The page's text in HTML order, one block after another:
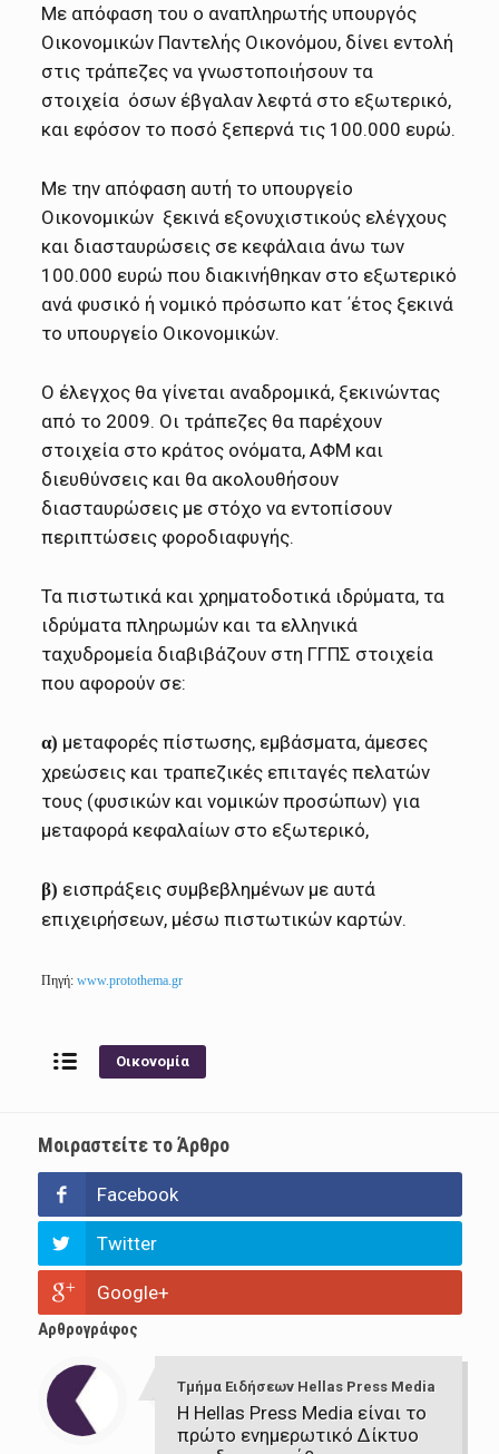
Με απόφαση του ο αναπληρωτής υπουργός
Οικονομικών Παντελής Οικονόμου, δίνει εντολή
στις τράπεζες να γνωστοποιήσουν τα
στοιχεία όσων έβγαλαν λεφτά στο εξωτερικό,
και εφόσον το ποσό ξεπερνά τις 100.000 ευρώ.
Με την απόφαση αυτή το υπουργείο
Οικονομικών ξεκινά εξονυχιστικούς ελέγχους
και διασταυρώσεις σε κεφάλαια άνω των
100.000 ευρώ που διακινήθηκαν στο εξωτερικό
ανά φυσικό ή νομικό πρόσωπο κατ ΄έτος ξεκινά
το υπουργείο Οικονομικών.
Ο έλεγχος θα γίνεται αναδρομικά, ξεκινώντας
από το 2009. Οι τράπεζες θα παρέχουν
στοιχεία στο κράτος ονόματα, ΑΦΜ και
διευθύνσεις και θα ακολουθήσουν
διασταυρώσεις με στόχο να εντοπίσουν
περιπτώσεις φοροδιαφυγής.
Τα πιστωτικά και χρηματοδοτικά ιδρύματα, τα
ιδρύματα πληρωμών και τα ελληνικά
ταχυδρομεία διαβιβάζουν στη ΓΓΠΣ στοιχεία
που αφορούν σε:
α) μεταφορές πίστωσης, εμβάσματα, άμεσες
χρεώσεις και τραπεζικές επιταγές πελατών
τους (φυσικών και νομικών προσώπων) για
μεταφορά κεφαλαίων στο εξωτερικό,
β) εισπράξεις συμβεβλημένων με αυτά
επιχειρήσεων, μέσω πιστωτικών καρτών.
Πηγή:www.protothema.gr
Οικονομία
Μοιραστείτε το Άρθρο
Facebook
Twitter
Google+
Αρθρογράφος
Τμήμα Ειδήσεων Hellas Press Media
Η Hellas Press Media είναι το
πρώτο ενημερωτικό Δίκτυο